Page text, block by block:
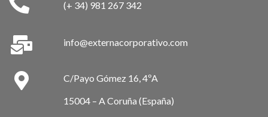
(+ 34) 981 267 342
info@externacorporativo.com
C/Payo Gómez 16, 4ºA
15004 – A Coruña (España)